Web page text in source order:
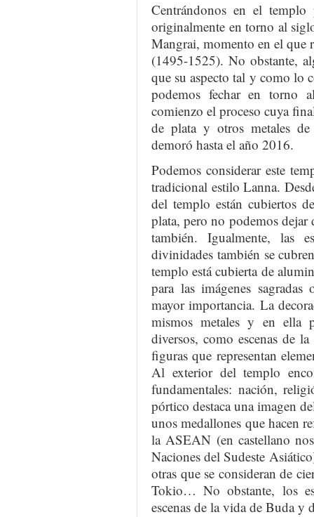
Centrándonos en el templo
originalmente en torno al
Mangrai, momento en el que
(1495-1525). No obstante,
que su aspecto tal y como lo
podemos fechar en torno
comienzo el proceso cuya
de plata y otros metales
demoró hasta el año 2016.
Podemos considerar este
tradicional estilo Lanna.
del templo están cubiertos
plata, pero no podemos
también. Igualmente, las
divinidades también se
templo está cubierta de
para las imágenes
mayor importancia. La
mismos metales y en ella
diversos, como escenas de
figuras que representan
Al exterior del templo
fundamentales: nación,
pórtico destaca una imagen
unos medallones que hacen
la ASEAN (en castellano
Naciones del Sudeste
otras que se consideran de
Tokio… No obstante, los
escenas de la vida de Buda y